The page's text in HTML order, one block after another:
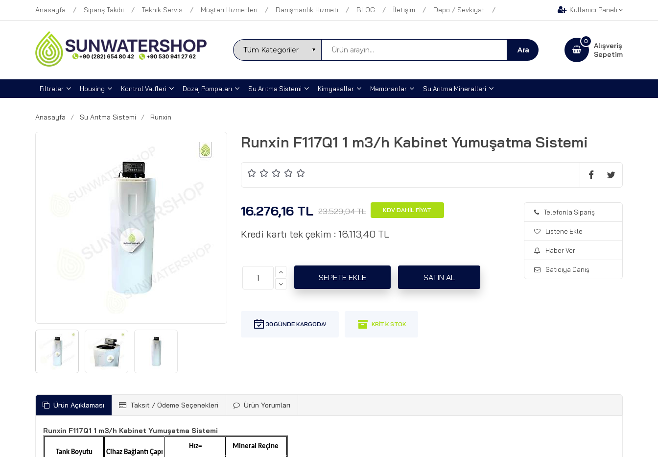
Anasayfa Sipariş Takibi Teknik Servis Müşteri Hizmetleri Danışmanlık Hizmeti BLOG İletişim Depo / Sevkiyat Kullanıcı Paneli
Alışveriş
Sepetim
0
Filtreler Housing Kontrol Valfleri Dozaj Pompaları Su Arıtma Sistemi Kimyasallar Membranlar Su Arıtma Mineralleri
Anasayfa Su Arıtma Sistemi Runxin
Runxin F117Q1 1 m3/h Kabinet Yumuşatma Sistemi
16.276,16 TL 23.529,04 TL KDV DAHİL FİYAT
Kredi kartı tek çekim : 16.113,40 TL
30
Telefonla Sipariş
Listene Ekle
Haber Ver
Satıcıya Danış
Ürün Açıklaması Taksit / Ödeme Seçenekleri Ürün Yorumları
Runxin F117Q1 1 m3/h Kabinet Yumuşatma Sistemi
Tank Boyutu Cihaz Bağlantı Çapı
Hız= Mineral Reçine